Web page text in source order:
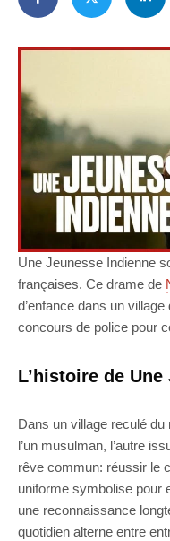
Une Jeunesse Indienne
françaises. Ce drame de
d’enfance dans un
concours de police pour
L’histoire de
Dans un village reculé du
l’un musulman, l’autre
rêve commun: réussir le
uniforme symbolise pour
une reconnaissance
quotidien alterne entre